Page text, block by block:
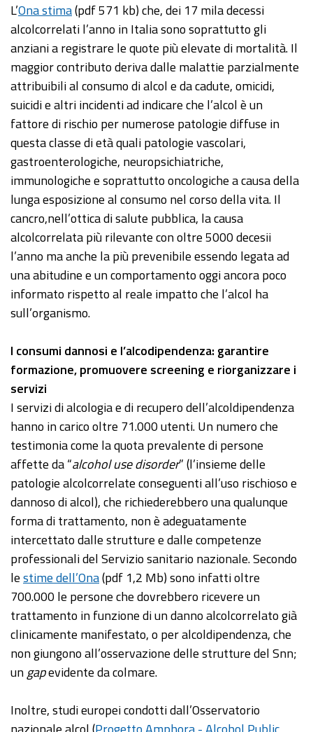
L’Ona stima(pdf 571 kb) che, dei 17 mila decessi
alcolcorrelati l’anno in Italia sono soprattutto gli
anziani a registrare le quote più elevate di mortalità. Il
maggior contributo deriva dalle malattie parzialmente
attribuibili al consumo di alcol e da cadute, omicidi,
suicidi e altri incidenti ad indicare che l’alcol è un
fattore di rischio per numerose patologie diffuse in
questa classe di età quali patologie vascolari,
gastroenterologiche, neuropsichiatriche,
immunologiche e soprattutto oncologiche a causa della
lunga esposizione al consumo nel corso della vita. Il
cancro,nell’ottica di salute pubblica, la causa
alcolcorrelata più rilevante con oltre 5000 decesii
l’anno ma anche la più prevenibile essendo legata ad
una abitudine e un comportamento oggi ancora poco
informato rispetto al reale impatto che l’alcol ha
sull’organismo.
I consumi dannosi e l’alcodipendenza: garantire
formazione, promuovere screening e riorganizzare i
servizi
I servizi di alcologia e di recupero dell’alcoldipendenza
hanno in carico oltre 71.000 utenti. Un numero che
testimonia come la quota prevalente di persone
affette da “alcohol use disorder” (l’insieme delle
patologie alcolcorrelate conseguenti all’uso rischioso e
dannoso di alcol), che richiederebbero una qualunque
forma di trattamento, non è adeguatamente
intercettato dalle strutture e dalle competenze
professionali del Servizio sanitario nazionale. Secondo
lestime dell’Ona(pdf 1,2 Mb) sono infatti oltre
700.000 le persone che dovrebbero ricevere un
trattamento in funzione di un danno alcolcorrelato già
clinicamente manifestato, o per alcoldipendenza, che
non giungono all’osservazione delle strutture del Snn;
ungapevidente da colmare.
Inoltre, studi europei condotti dall’Osservatorio